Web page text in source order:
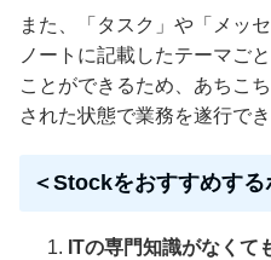
また、「タスク」や「メッ
ノートに記載したテーマご
ことができるため、あちこ
された状態で業務を遂行でき
＜Stockをおすすめする
ITの専門知識がなくて